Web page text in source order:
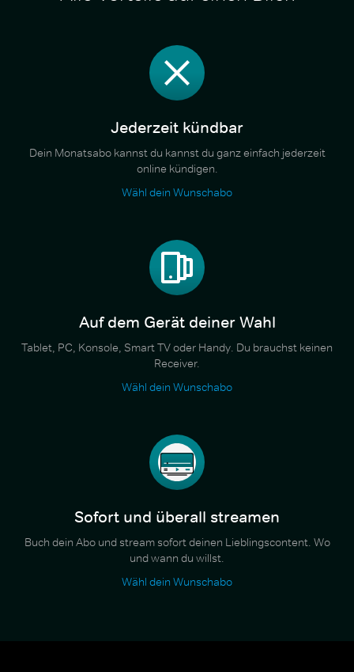
Jederzeit kündbar
Dein Monatsabo kannst du kannst du ganz einfach jederzeit
online kündigen.
Wähl dein Wunschabo
Auf dem Gerät deiner Wahl
Tablet, PC, Konsole, Smart TV oder Handy. Du brauchst keinen
Receiver.
Wähl dein Wunschabo
Sofort und überall streamen
Buch dein Abo und stream sofort deinen Lieblingscontent. Wo
und wann du willst.
Wähl dein Wunschabo